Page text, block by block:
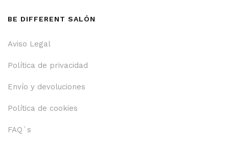
BE DIFFERENT SALÓN
Aviso Legal
Política de privacidad
Envío y devoluciones
Política de cookies
FAQ´s